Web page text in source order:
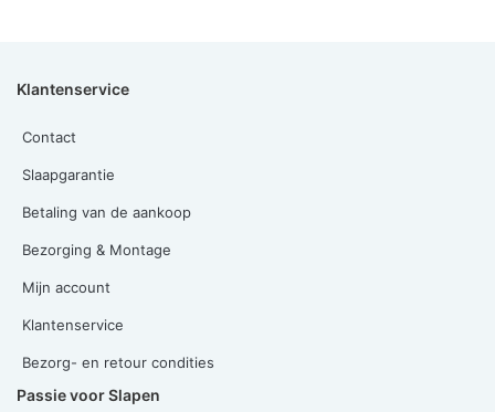
Klantenservice
Contact
Slaapgarantie
Betaling van de aankoop
Bezorging & Montage
Mijn account
Klantenservice
Bezorg- en retour condities
Passie voor Slapen